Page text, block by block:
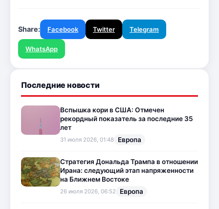
Share: Facebook Twitter Telegram
WhatsApp
Последние новости
Вспышка кори в США: Отмечен
рекордный показатель за последние 35
лет
31 июля 2026, 01:48 Европа
Стратегия Дональда Трампа в отношении
Ирана: следующий этап напряженности
на Ближнем Востоке
26 июля 2026, 06:52 Европа